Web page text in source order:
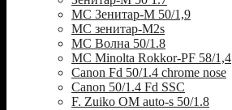
МС Зенитар-М 50/1,9
МС зенитар-M2s
MC Волна 50/1.8
MC Minolta Rokkor-PF 58/1,4
Canon Fd 50/1.4 chrome nose
Canon 50/1.4 Fd SSC
F. Zuiko OM auto-s 50/1.8